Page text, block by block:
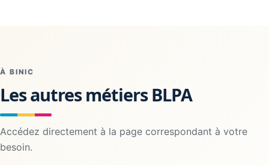
À BINIC
Les autres métiers BLPA
Accédez directement à la page correspondant à votre
besoin.